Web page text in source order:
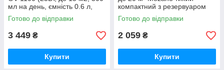
мл на день, ємність 0.6 л,
компактний)
Готово до відправки
3 449 ₴
Купити
компактний з резервуаром
800 мл
Готово до відправки
2 059 ₴
Купити